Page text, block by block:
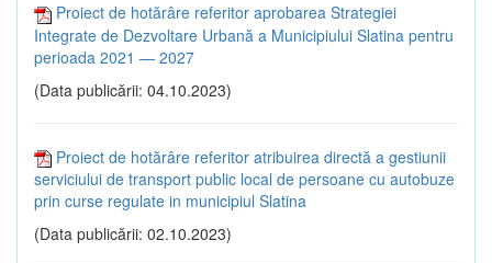
Proiect de hotărâre referitor aprobarea Strategiei
Integrate de Dezvoltare Urbană a Municipiului Slatina pentru
perioada 2021 — 2027
(Data publicării: 04.10.2023)
Proiect de hotărâre referitor atribuirea directă a gestiunii
serviciului de transport public local de persoane cu autobuze
prin curse regulate in municipiul Slatina
(Data publicării: 02.10.2023)